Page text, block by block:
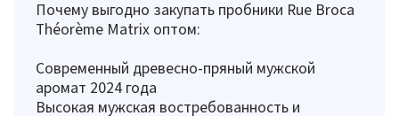
Почему выгодно закупать пробники Rue Broca
Théorème Matrix оптом:
Современный древесно-пряный мужской
аромат 2024 года
Высокая мужская востребованность и